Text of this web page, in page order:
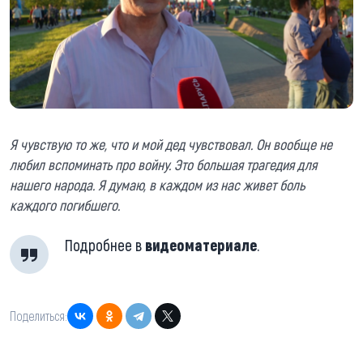
Я чувствую то же, что и мой дед чувствовал. Он вообще не
любил вспоминать про войну. Это большая трагедия для
нашего народа. Я думаю, в каждом из нас живет боль
каждого погибшего.
Подробнее в видеоматериале.
Поделиться: